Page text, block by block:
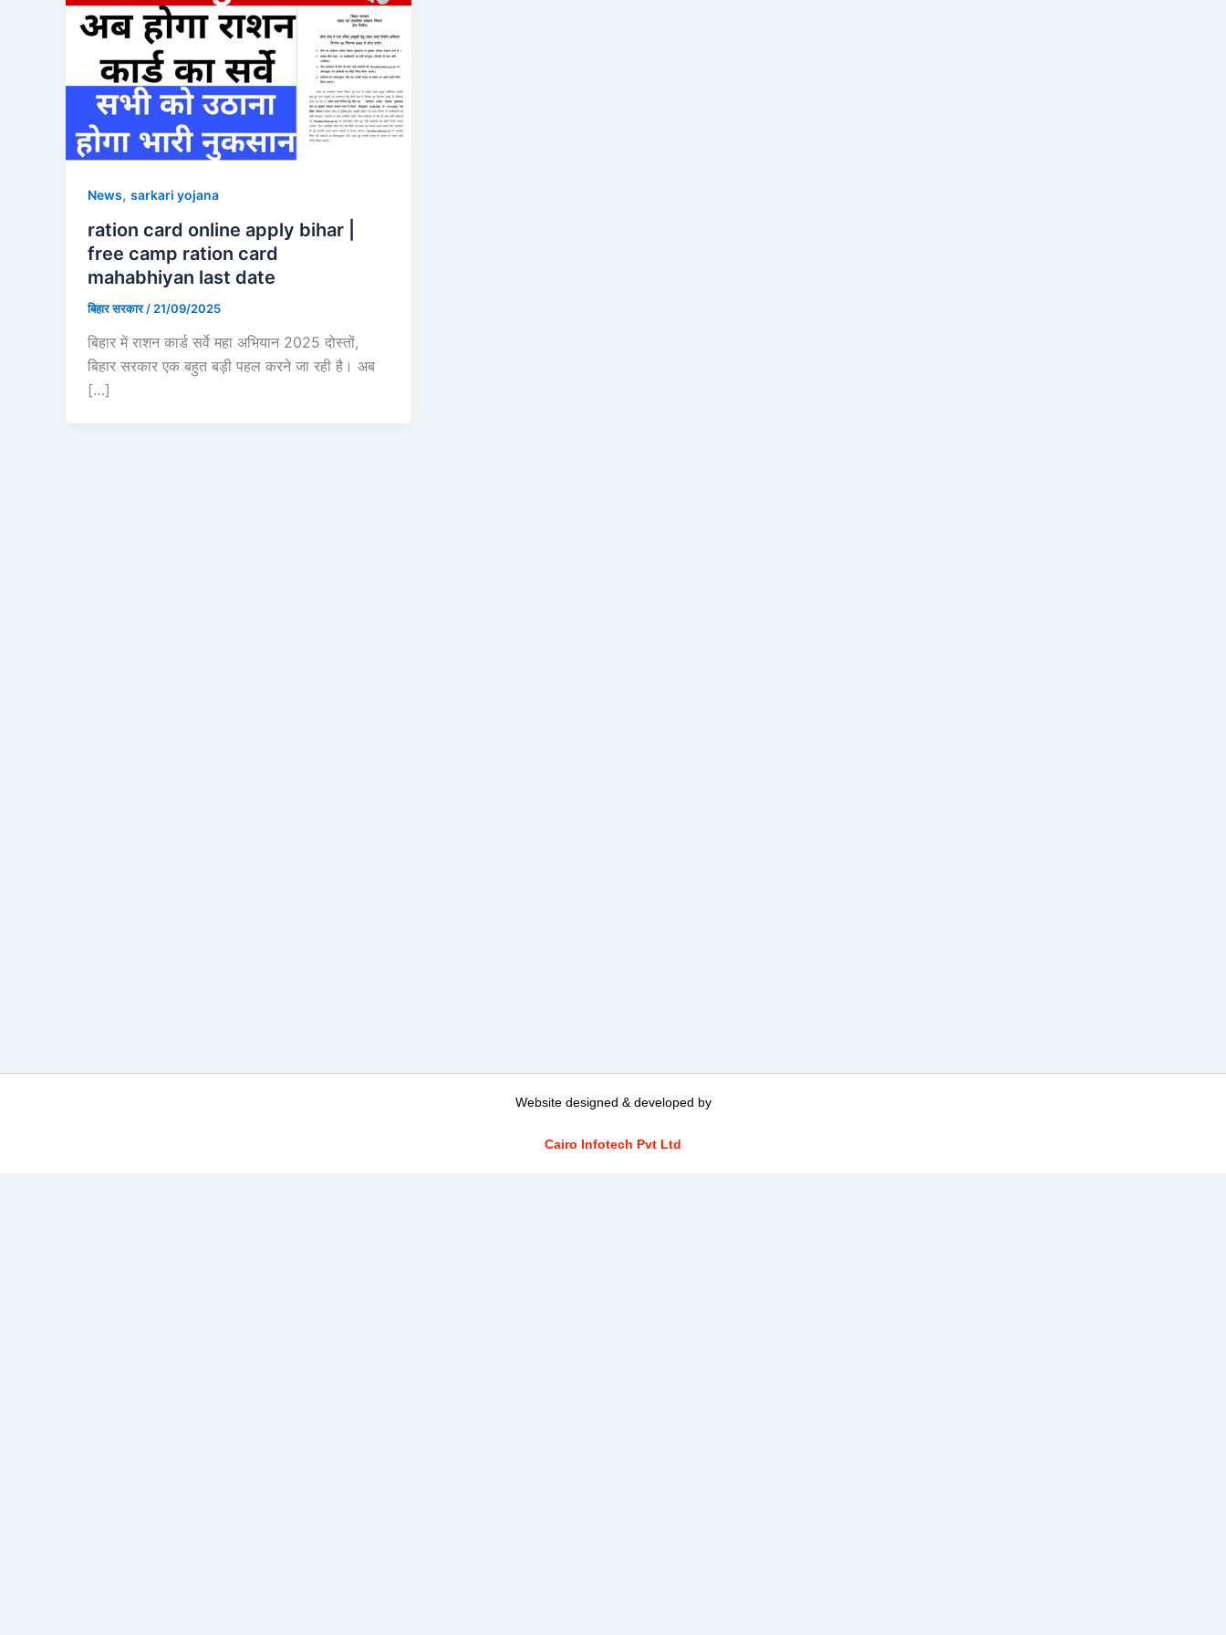
News, sarkari yojana
ration card online apply bihar |
free camp ration card
mahabhiyan last date
बिहार सरकार/ 21/09/2025
बिहार में राशन कार्ड सर्वे महा अभियान 2025 दोस्तों,
बिहार सरकार एक बहुत बड़ी पहल करने जा रही है। अब
[…]
Website designed & developed by
Cairo Infotech Pvt Ltd